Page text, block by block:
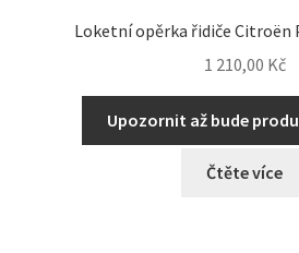
Loketní opěrka řidiče Citroën
1 210,00 Kč
Upozornit až bude
Čtěte více